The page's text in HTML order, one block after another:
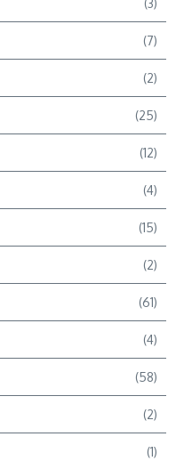
(3)
(7)
(2)
(25)
(12)
(4)
(15)
(2)
(61)
(4)
(58)
(2)
(1)